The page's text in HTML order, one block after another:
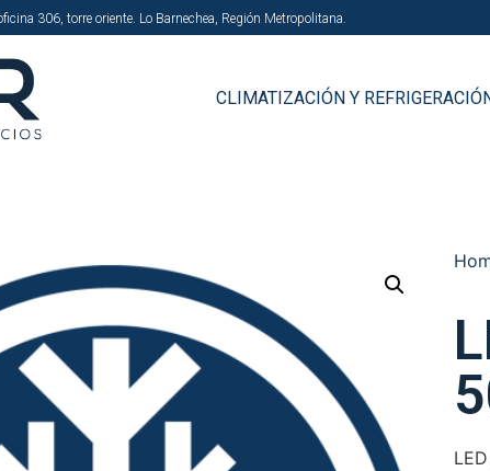
306, torre oriente. Lo Barnechea, Región Metropolitana.
CLIMATIZACIÓN Y